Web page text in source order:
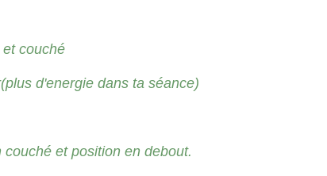
couché
d'energie dans ta séance)
et position en debout.